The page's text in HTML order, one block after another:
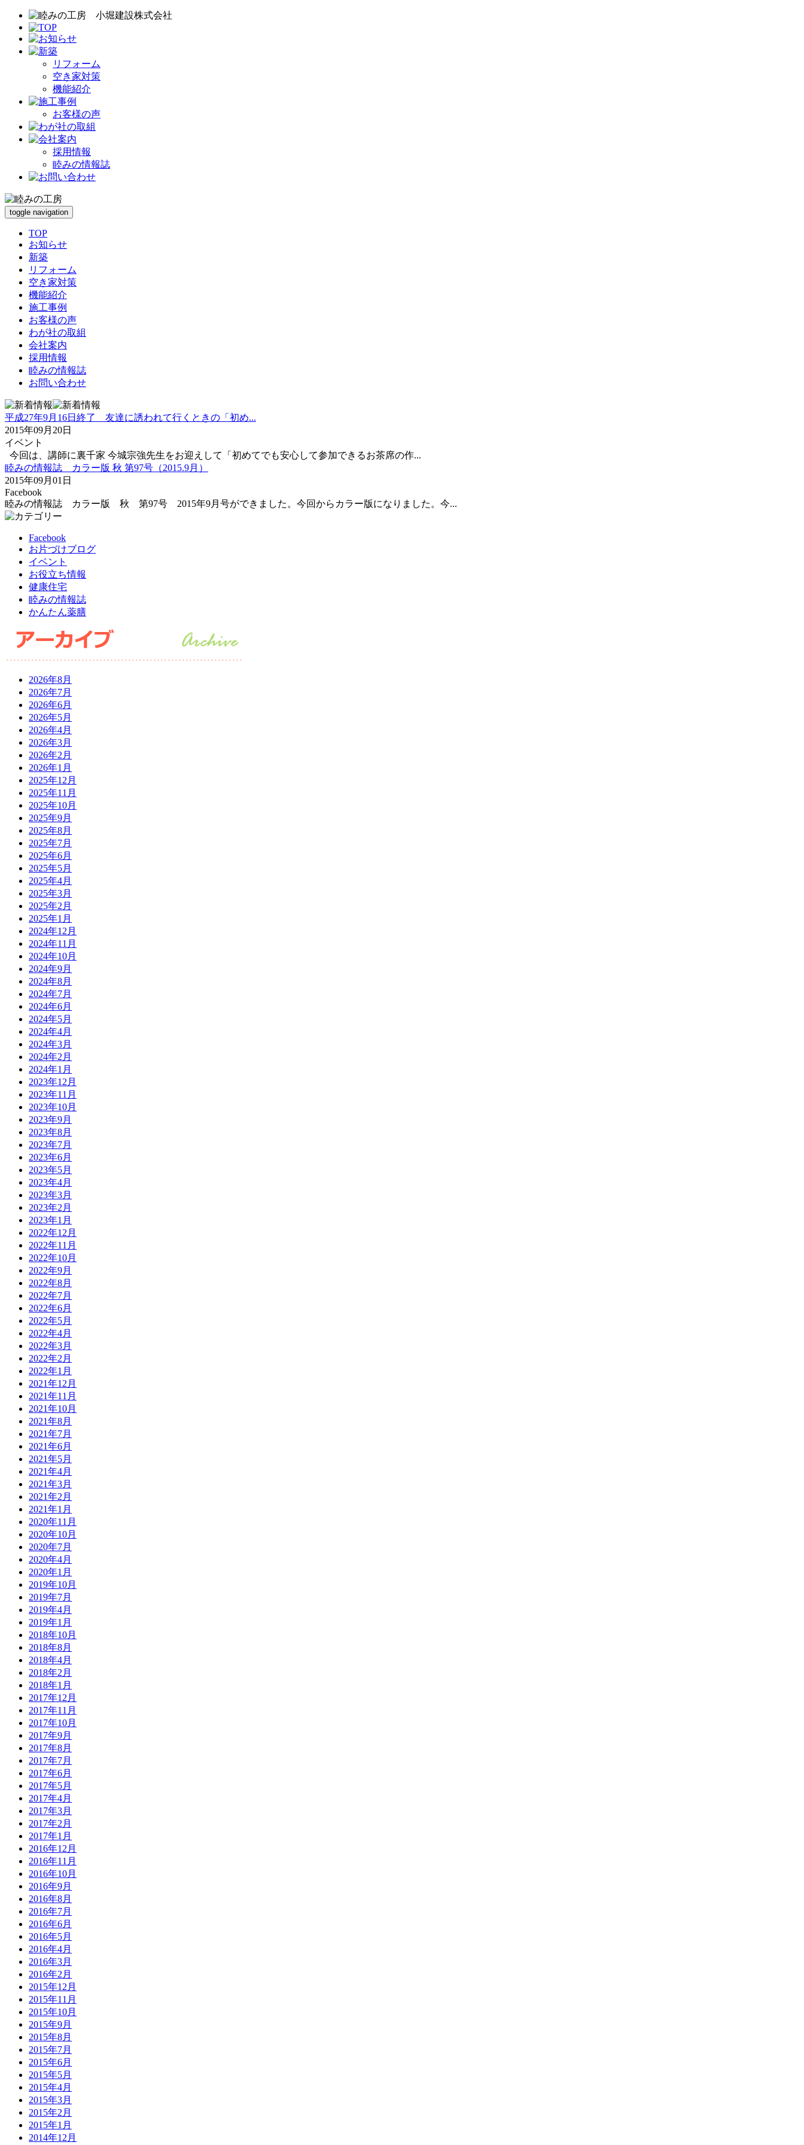
リフォーム
空き家対策
機能紹介
お客様の声
採用情報
睦みの情報誌
toggle navigation
TOP
お知らせ
新築
リフォーム
空き家対策
機能紹介
施工事例
お客様の声
わが社の取組
会社案内
採用情報
睦みの情報誌
お問い合わせ
平成27年9月16日終了 友達に誘われて行くときの「初め...
2015年09月20日
イベント
今回は、講師に裏千家 今城宗強先生をお迎えして「初めてでも安心して参加できるお茶席の作...
睦みの情報誌 カラー版 秋 第97号（2015.9月）
2015年09月01日
Facebook
睦みの情報誌 カラー版 秋 第97号 2015年9月号ができました。今回からカラー版になりました。今...
Facebook
お片づけブログ
イベント
お役立ち情報
健康住宅
睦みの情報誌
かんたん薬膳
2026年8月
2026年7月
2026年6月
2026年5月
2026年4月
2026年3月
2026年2月
2026年1月
2025年12月
2025年11月
2025年10月
2025年9月
2025年8月
2025年7月
2025年6月
2025年5月
2025年4月
2025年3月
2025年2月
2025年1月
2024年12月
2024年11月
2024年10月
2024年9月
2024年8月
2024年7月
2024年6月
2024年5月
2024年4月
2024年3月
2024年2月
2024年1月
2023年12月
2023年11月
2023年10月
2023年9月
2023年8月
2023年7月
2023年6月
2023年5月
2023年4月
2023年3月
2023年2月
2023年1月
2022年12月
2022年11月
2022年10月
2022年9月
2022年8月
2022年7月
2022年6月
2022年5月
2022年4月
2022年3月
2022年2月
2022年1月
2021年12月
2021年11月
2021年10月
2021年8月
2021年7月
2021年6月
2021年5月
2021年4月
2021年3月
2021年2月
2021年1月
2020年11月
2020年10月
2020年7月
2020年4月
2020年1月
2019年10月
2019年7月
2019年4月
2019年1月
2018年10月
2018年8月
2018年4月
2018年2月
2018年1月
2017年12月
2017年11月
2017年10月
2017年9月
2017年8月
2017年7月
2017年6月
2017年5月
2017年4月
2017年3月
2017年2月
2017年1月
2016年12月
2016年11月
2016年10月
2016年9月
2016年8月
2016年7月
2016年6月
2016年5月
2016年4月
2016年3月
2016年2月
2015年12月
2015年11月
2015年10月
2015年9月
2015年8月
2015年7月
2015年6月
2015年5月
2015年4月
2015年3月
2015年2月
2015年1月
2014年12月